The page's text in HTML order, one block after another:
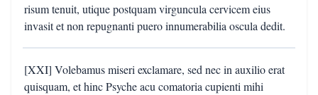
risum tenuit, utique postquam virguncula cervicem eius
invasit et non repugnanti puero innumerabilia oscula dedit.
[XXI] Volebamus miseri exclamare, sed nec in auxilio erat
quisquam, et hinc Psyche acu comatoria cupienti mihi